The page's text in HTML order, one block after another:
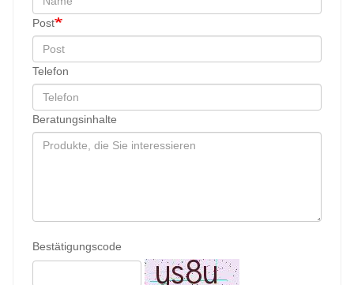
Post
Telefon
Beratungsinhalte
Bestätigungscode